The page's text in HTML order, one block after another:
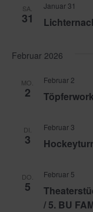
SA.
31
Januar 31
Februar 2026
MO.
2
Februar 2
DI.
3
Februar 3
DO.
5
/ 5. BU
Februar 5